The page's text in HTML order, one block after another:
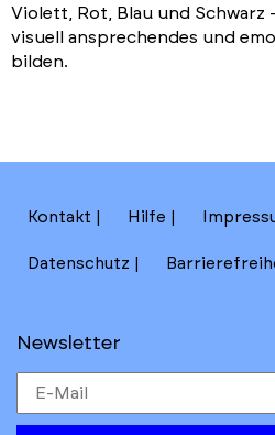
Violett, Rot, Blau und Schwarz
visuell ansprechendes und
bilden.
Kontakt Hilfe
Datenschutz
Newsletter